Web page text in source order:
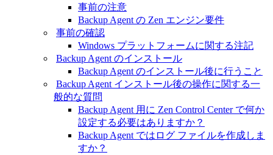
事前の注意
Backup Agent の Zen エンジン要件
事前の確認
Windows プラットフォームに関する注記
Backup Agent のインストール
Backup Agent のインストール後に行うこと
Backup Agent インストール後の操作に関する一
般的な質問
Backup Agent 用に Zen Control Center で何か
設定する必要はありますか？
Backup Agent ではログ ファイルを作成しま
すか？